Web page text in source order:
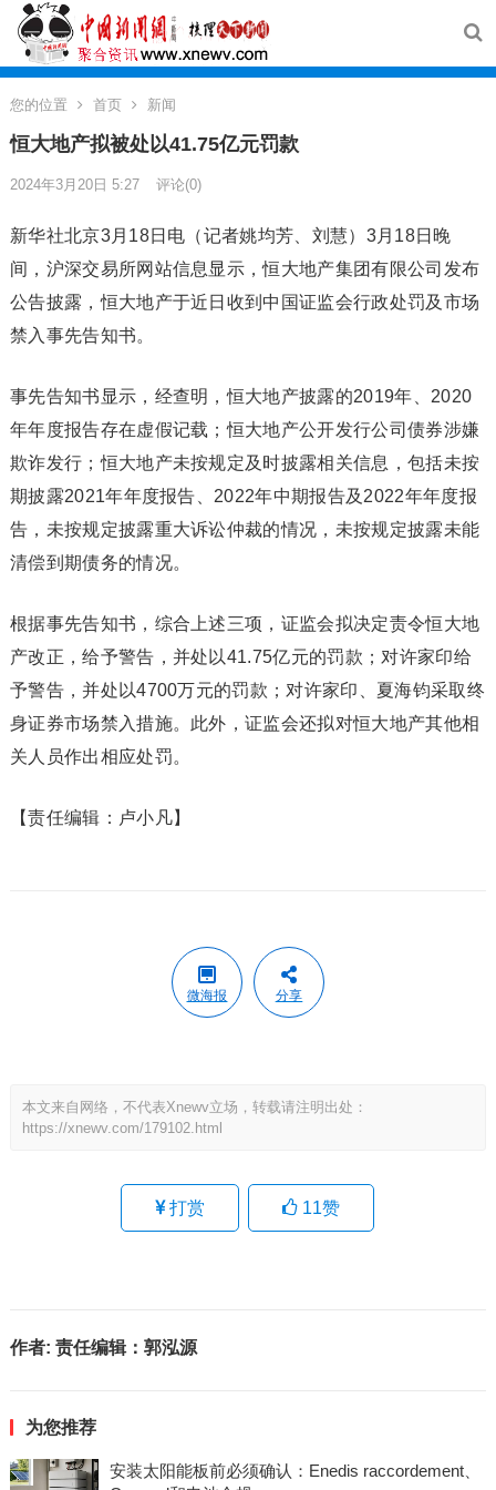
您的位置 首页 新闻
恒大地产拟被处以41.75亿元罚款
2024年3月20日 5:27 评论(0)
新华社北京3月18日电（记者姚均芳、刘慧）3月18日晚
间，沪深交易所网站信息显示，恒大地产集团有限公司发布
公告披露，恒大地产于近日收到中国证监会行政处罚及市场
禁入事先告知书。
事先告知书显示，经查明，恒大地产披露的2019年、2020
年年度报告存在虚假记载；恒大地产公开发行公司债券涉嫌
欺诈发行；恒大地产未按规定及时披露相关信息，包括未按
期披露2021年年度报告、2022年中期报告及2022年年度报
告，未按规定披露重大诉讼仲裁的情况，未按规定披露未能
清偿到期债务的情况。
根据事先告知书，综合上述三项，证监会拟决定责令恒大地
产改正，给予警告，并处以41.75亿元的罚款；对许家印给
予警告，并处以4700万元的罚款；对许家印、夏海钧采取终
身证券市场禁入措施。此外，证监会还拟对恒大地产其他相
关人员作出相应处罚。
【责任编辑：卢小凡】
微海报 分享
本文来自网络，不代表Xnewv立场，转载请注明出处：
https://xnewv.com/179102.html
打赏 11赞
作者: 责任编辑：郭泓源
为您推荐
安装太阳能板前必须确认：Enedis raccordement、